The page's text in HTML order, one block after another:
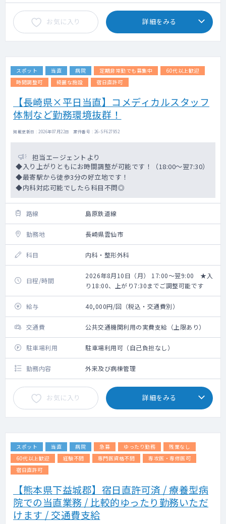
お気に入り 詳細をみる
スポット 当直 病院 定期非常勤でも募集中
60代以上歓迎
時間調整可
綺麗な施設 宿日直許可
【長崎県×平日当直】コメディカルスタッフ
体制など勤務環境抜群！
掲載更新日 : 2026年07月22日 案件番号 : 26-SF627952
担当エージェントより
◆入り上がりともにお時間調整が可能です！（18:00～翌7:30）
◆最寄駅から徒歩3分の好立地です！
◆内科対応可能でしたら科目不問◎
路線 島原鉄道線
勤務地 長崎県雲仙市
科目 内科・整形外科
日程/時間
2026年8月10日（月） 17:00～翌9:00 ★入
り18:00、上がり7:30までご調整可能です
給与 40,000円/回（税込・交通費別）
交通費 公共交通機関利用の実費支給（上限あり）
駐車場利用 駐車場利用可（自己負担なし）
勤務内容 外来及び病棟管理
お気に入り 詳細をみる
スポット 当直 病院 急募 ゆったり勤務
残業なし
60代以上歓迎
経験不問 専門医資格不問
専攻医・専修医可
宿日直許可
【熊本県下益城郡】宿日直許可済 / 療養型病
院での当直業務 / 比較的ゆったり勤務いただ
けます / 交通費支給